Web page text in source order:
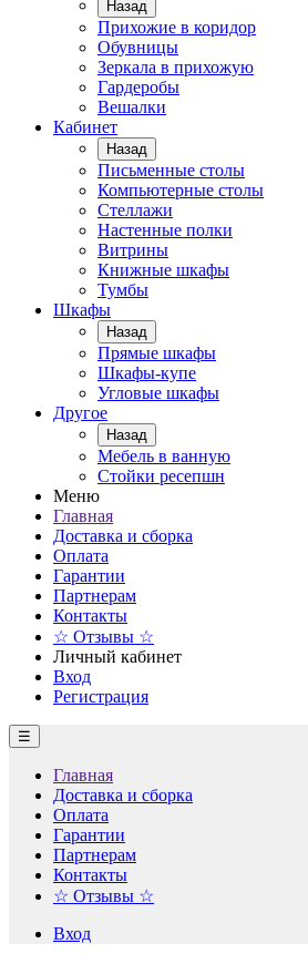
Назад
Прихожие в коридор
Обувницы
Зеркала в прихожую
Гардеробы
Вешалки
Кабинет
Назад
Письменные столы
Компьютерные столы
Стеллажи
Настенные полки
Витрины
Книжные шкафы
Тумбы
Шкафы
Назад
Прямые шкафы
Шкафы-купе
Угловые шкафы
Другое
Назад
Мебель в ванную
Стойки ресепшн
Меню
Главная
Доставка и сборка
Оплата
Гарантии
Партнерам
Контакты
☆ Отзывы ☆
Личный кабинет
Вход
Регистрация
☰
Главная
Доставка и сборка
Оплата
Гарантии
Партнерам
Контакты
☆ Отзывы ☆
Вход